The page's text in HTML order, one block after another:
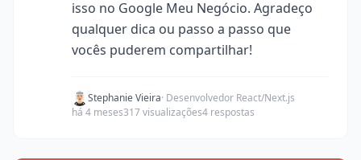
isso no Google Meu Negócio. Agradeço
qualquer dica ou passo a passo que
vocês puderem compartilhar!
Stephanie Vieira· Desenvolvedor React/Next.js
há 4 meses317 visualizações4 respostas